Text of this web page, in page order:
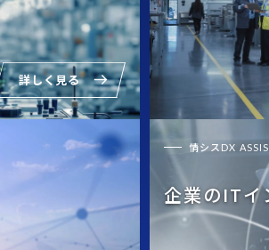
詳しく見る
情シスDX
企業のITイ